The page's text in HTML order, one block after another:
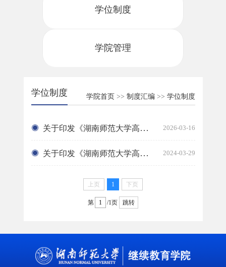
学位制度
学院管理
学位制度 学院首页 >> 制度汇编 >> 学位制度
关于印发《湖南师范大学高等学历继续教育学士学位授予实施办法》的通知 2026-03-16
关于印发《湖南师范大学高等学历继续教育和高等教育自学考试本科毕业... 2024-03-29
上页 1 下页
第 /1页 跳转